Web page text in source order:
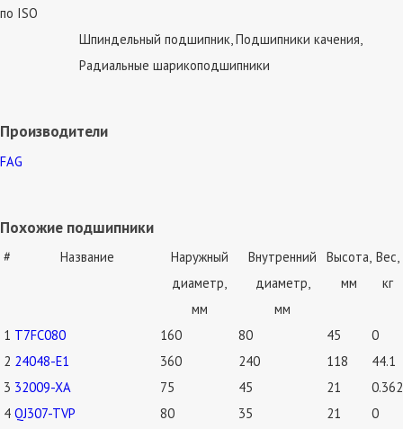
по ISO
Шпиндельный подшипник, Подшипники качения,
Радиальные шарикоподшипники
Производители
FAG
Похожие подшипники
# Название
Наружный
диаметр,
мм
Внутренний
диаметр,
мм
Высота,
мм
Вес,
кг
1 T7FC080 160 80 45
0
2 24048-E1 360 240 118
44.1
3 32009-XA 75 45 21
0.362
4 QJ307-TVP 80 35 21
0